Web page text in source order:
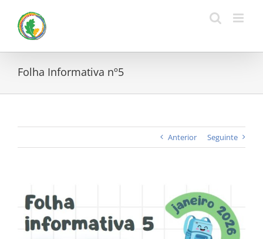
content
Folha Informativa nº5
Anterior Seguinte
Larger
Image